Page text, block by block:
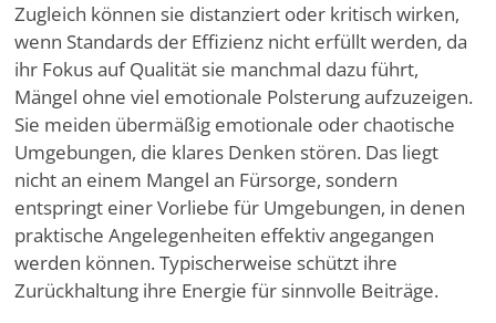
Zugleich können sie distanziert oder kritisch wirken,
wenn Standards der Effizienz nicht erfüllt werden, da
ihr Fokus auf Qualität sie manchmal dazu führt,
Mängel ohne viel emotionale Polsterung aufzuzeigen.
Sie meiden übermäßig emotionale oder chaotische
Umgebungen, die klares Denken stören. Das liegt
nicht an einem Mangel an Fürsorge, sondern
entspringt einer Vorliebe für Umgebungen, in denen
praktische Angelegenheiten effektiv angegangen
werden können. Typischerweise schützt ihre
Zurückhaltung ihre Energie für sinnvolle Beiträge.